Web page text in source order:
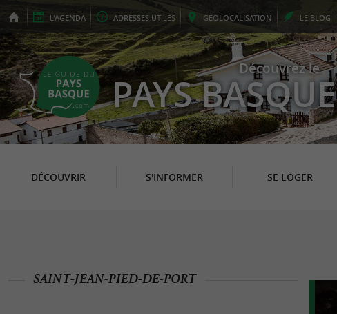
L'AGENDA ADRESSES UTILES GEOLOCALISATION LE BLOG
Découvrez le
PAYS BASQUE
DÉCOUVRIR S'INFORMER SE LOGER
SAINT-JEAN-PIED-DE-PORT